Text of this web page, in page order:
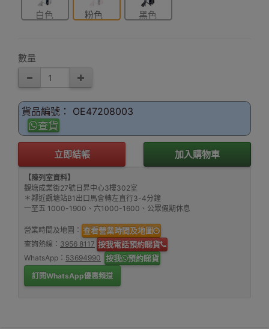
白色 粉色 黑色
數量
貨品編號： OE47208003
查貨
立即結帳 加入購物車
【陳列室資料】
觀塘成業街27號日昇中心3樓302室
＊鄰近觀塘站B1出口馬會轉左直行3-4分鐘
一至五 1000-1900、六1000-1600、公眾假期休息
營業時間及地圖： 查看營業時間及地圖
查詢熱線： 3956 8117 按我電話預約睇貨
WhatsApp： 53694990 按我 預約睇貨
訂閱WhatsApp優惠頻道